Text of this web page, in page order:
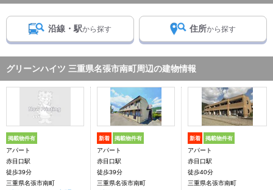
沿線・駅から探す 住所から探す
グリーンハイツ 三重県名張市南町周辺の建物情報
掲載物件有
アパート
赤目口駅
徒歩39分
三重県名張市南町
新着 掲載物件有
アパート
赤目口駅
徒歩39分
三重県名張市南町
新着 掲載物件有
アパート
赤目口駅
徒歩40分
三重県名張市南町